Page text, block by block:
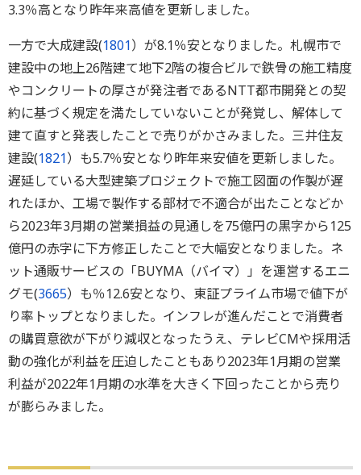
3.3％高となり昨年来高値を更新しました。
一方で大成建設(1801）が8.1％安となりました。札幌市で
建設中の地上26階建て地下2階の複合ビルで鉄骨の施工精度
やコンクリートの厚さが発注者であるNTT都市開発との契
約に基づく規定を満たしていないことが発覚し、解体して
建て直すと発表したことで売りがかさみました。三井住友
建設(1821）も5.7％安となり昨年来安値を更新しました。
遅延している大型建築プロジェクトで施工図面の作製が遅
れたほか、工場で製作する部材で不適合が出たことなどか
ら2023年3月期の営業損益の見通しを75億円の黒字から125
億円の赤字に下方修正したことで大幅安となりました。ネ
ット通販サービスの「BUYMA（バイマ）」を運営するエニ
グモ(3665）も％12.6安となり、東証プライム市場で値下が
り率トップとなりました。インフレが進んだことで消費者
の購買意欲が下がり減収となったうえ、テレビCMや採用活
動の強化が利益を圧迫したこともあり2023年1月期の営業
利益が2022年1月期の水準を大きく下回ったことから売り
が膨らみました。